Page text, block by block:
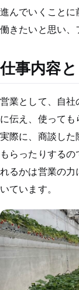
進んでいくことに
働きたいと思い、
仕事内容
営業として、自社
に伝え、使っても
実際に、商談した
もらったりする
れるかは営業の力
いています。